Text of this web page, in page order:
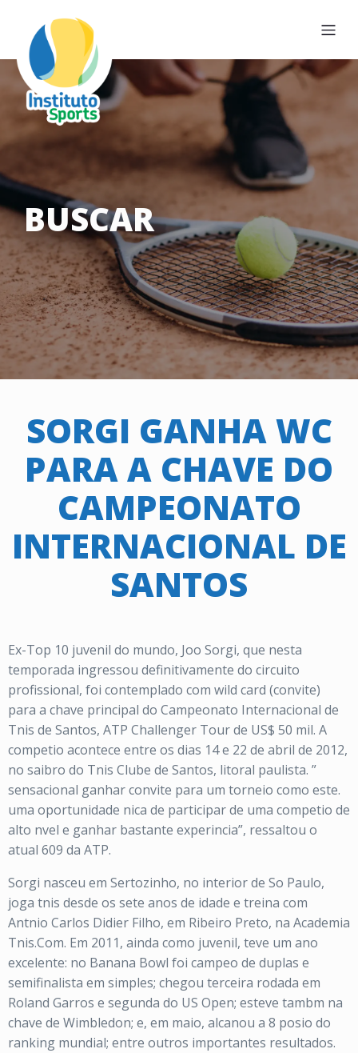
BUSCAR
SORGI GANHA WC
PARA A CHAVE DO
CAMPEONATO
INTERNACIONAL DE
SANTOS
Ex-Top 10 juvenil do mundo, Joo Sorgi, que nesta
temporada ingressou definitivamente do circuito
profissional, foi contemplado com wild card (convite)
para a chave principal do Campeonato Internacional de
Tnis de Santos, ATP Challenger Tour de US$ 50 mil. A
competio acontece entre os dias 14 e 22 de abril de 2012,
no saibro do Tnis Clube de Santos, litoral paulista. ”
sensacional ganhar convite para um torneio como este.
uma oportunidade nica de participar de uma competio de
alto nvel e ganhar bastante experincia”, ressaltou o
atual 609 da ATP.
Sorgi nasceu em Sertozinho, no interior de So Paulo,
joga tnis desde os sete anos de idade e treina com
Antnio Carlos Didier Filho, em Ribeiro Preto, na Academia
Tnis.Com. Em 2011, ainda como juvenil, teve um ano
excelente: no Banana Bowl foi campeo de duplas e
semifinalista em simples; chegou terceira rodada em
Roland Garros e segunda do US Open; esteve tambm na
chave de Wimbledon; e, em maio, alcanou a 8 posio do
ranking mundial; entre outros importantes resultados.